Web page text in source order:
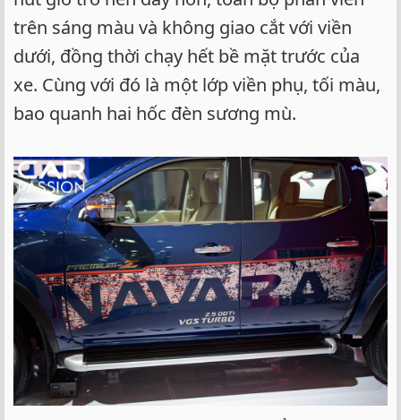
trên sáng màu và không giao cắt với viền
dưới, đồng thời chạy hết bề mặt trước của
xe. Cùng với đó là một lớp viền phụ, tối màu,
bao quanh hai hốc đèn sương mù.